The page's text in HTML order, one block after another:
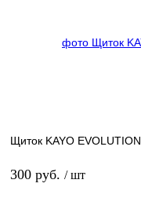
Щиток KAYO EVOLUTION
300 руб. / шт